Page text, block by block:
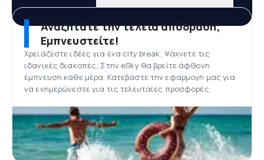
Αναζητάτε την τέλεια απόδραση;
Εμπνευστείτε!
Χρειάζεστε ιδέες για ένα city break; Ψάχνετε τις
ιδανικές διακοπές; Στην eSky θα βρείτε άφθονη
έμπνευση κάθε μέρα. Κατεβάστε την εφαρμογή μας για
να ενημερώνεστε για τις τελευταίες προσφορές.